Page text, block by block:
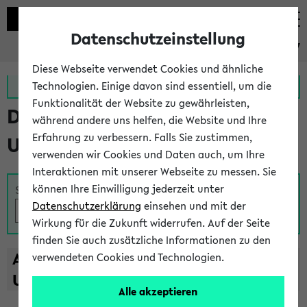
eKVV
Zur MeineUni App Zum MeineUni Portal
Das Lehrangebot der
Universität Bielefeld
Suche
A B C D E F G H I J K L M N O
U
V W X Y
Z
Datenschutzeinstellung
Diese Webseite verwendet Cookies und ähnliche
Technologien. Einige davon sind essentiell, um die
Funktionalität der Website zu gewährleisten,
während andere uns helfen, die Website und Ihre
Erfahrung zu verbessern. Falls Sie zustimmen,
verwenden wir Cookies und Daten auch, um Ihre
Interaktionen mit unserer Webseite zu messen. Sie
können Ihre Einwilligung jederzeit unter
Datenschutzerklärung einsehen und mit der
Wirkung für die Zukunft widerrufen. Auf der Seite
finden Sie auch zusätzliche Informationen zu den
verwendeten Cookies und Technologien.
Alle akzeptieren